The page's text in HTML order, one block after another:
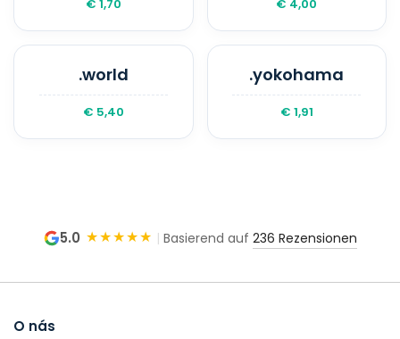
€ 1,70 € 4,00
.world
€ 5,40
.yokohama
€ 1,91
5.0 ★★★★★ | Basierend auf 236 Rezensionen
O nás